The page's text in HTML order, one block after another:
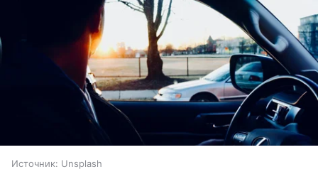
Источник: Unsplash